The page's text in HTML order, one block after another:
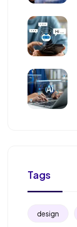
Tags
design